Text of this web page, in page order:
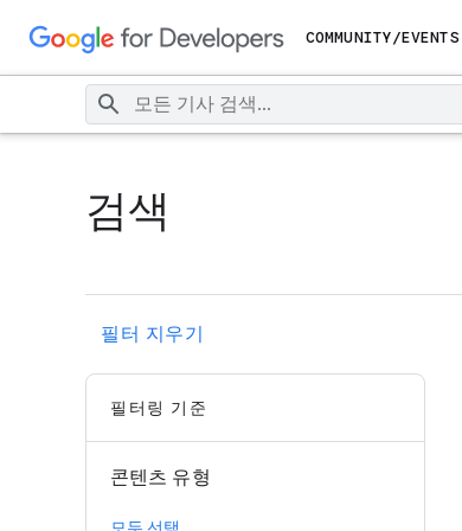
COMMUNITY/EVENTS
검색
필터 지우기
필터링 기준
콘텐츠 유형